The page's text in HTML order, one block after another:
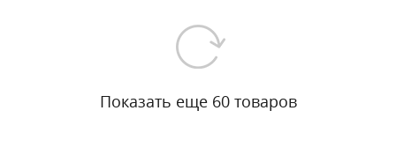
Показать еще 60 товаров